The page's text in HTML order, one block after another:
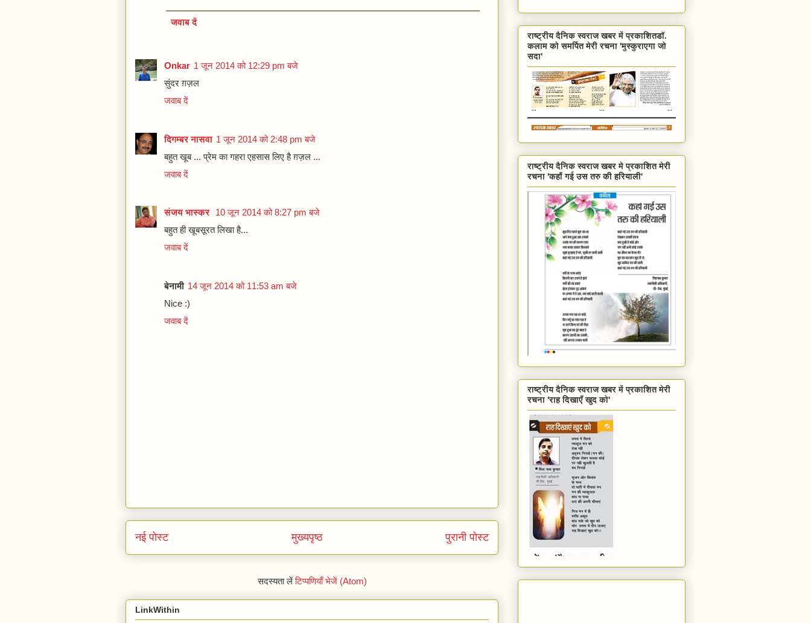
जवाब दें
Onkar 1 जून 2014 को 12:29 pm बजे
सुंदर ग़ज़ल
जवाब दें
दिगम्बर नासवा 1 जून 2014 को 2:48 pm बजे
बहुत खूब ... प्रेम का गहरा एहसास लिए है ग़ज़ल ...
जवाब दें
संजय भास्‍कर 10 जून 2014 को 8:27 pm बजे
बहुत ही खूबसूरत लिखा है...
जवाब दें
बेनामी 14 जून 2014 को 11:53 am बजे
Nice :)
जवाब दें
नई पोस्ट पुरानी पोस्ट
मुख्यपृष्ठ
सदस्यता लेंटिप्पणियाँ भेजें (Atom)
LinkWithin
राष्ट्रीय दैनिक स्वराज खबर में प्रकाशितडॉ.
कलाम को समर्पित मेरी रचना 'मुस्कुराएगा जो
सदा'
राष्ट्रीय दैनिक स्वराज खबर मे प्रकाशित मेरी
रचना 'कहाँ गई उस तरु की हरियाली'
राष्ट्रीय दैनिक स्वराज खबर में प्रकाशित मेरी
रचना 'राह दिखाएँ खुद को'